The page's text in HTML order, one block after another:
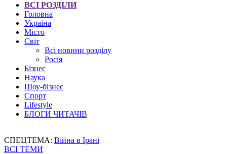
ВСІ РОЗДІЛИ
Головна
Україна
Місто
Світ
Всі новини розділу
Росія
Бізнес
Наука
Шоу-бізнес
Спорт
Lifestyle
БЛОГИ ЧИТАЧІВ
СПЕЦТЕМА: Війна в Ірані
ВСІ ТЕМИ